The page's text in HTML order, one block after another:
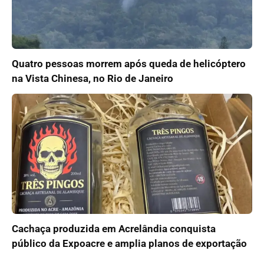
Quatro pessoas morrem após queda de helicóptero
na Vista Chinesa, no Rio de Janeiro
Cachaça produzida em Acrelândia conquista
público da Expoacre e amplia planos de exportação